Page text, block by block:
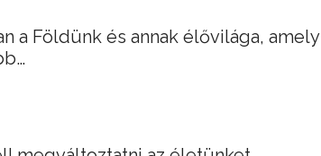
a Földünk és annak élővilága, amely